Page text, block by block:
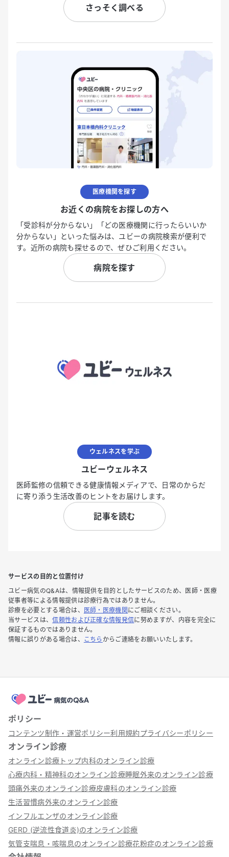
さっそく調べる
医療機関を探す
お近くの病院をお探しの方へ
「受診科が分からない」「どの医療機関に行ったらいいか
分からない」といった悩みは、ユビーの病院検索が便利で
す。近所の病院も探せるので、ぜひご利用ください。
病院を探す
ウェルネスを学ぶ
ユビーウェルネス
医師監修の信頼できる健康情報メディアで、日常のからだ
に寄り添う生活改善のヒントをお届けします。
記事を読む
サービスの目的と位置付け
ユビー病気のQ&Aは、情報提供を目的としたサービスのため、医師・医療
従事者等による情報提供は診療行為ではありません。
診療を必要とする場合は、
医師・医療機関 にご相談ください。
当サービスは、信頼性および正確な情報発信に努めますが、内容を完全に
保証するものではありません。
情報に誤りがある場合は、
こちら からご連絡をお願いいたします。
ポリシー
コンテンツ制作・運営ポリシー利用規約プライバシーポリシー
オンライン診療
オンライン診療トップ内科のオンライン診療
心療内科・精神科のオンライン診療睡眠外来のオンライン診療
頭痛外来のオンライン診療皮膚科のオンライン診療
生活習慣病外来のオンライン診療
インフルエンザのオンライン診療
GERD (逆流性食道炎)のオンライン診療
気管支喘息・咳喘息のオンライン診療花粉症のオンライン診療